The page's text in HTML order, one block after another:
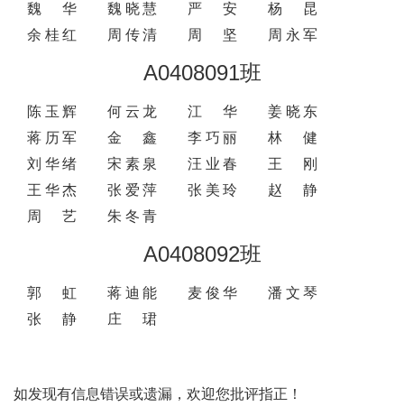
魏华
魏晓慧 严安
杨昆
余桂红
周传清 周坚 周永军
A0408091班
陈玉辉 何云龙 江华
姜晓东
蒋历军
金鑫 李巧丽
林健
刘华绪
宋素泉 汪业春
王刚
王华杰
张爱萍 张美玲
赵静
周艺
朱冬青
A0408092班
郭虹 蒋迪能 麦俊华
潘文琴
张静
庄珺
如发现有信息错误或遗漏，欢迎您批评指正！